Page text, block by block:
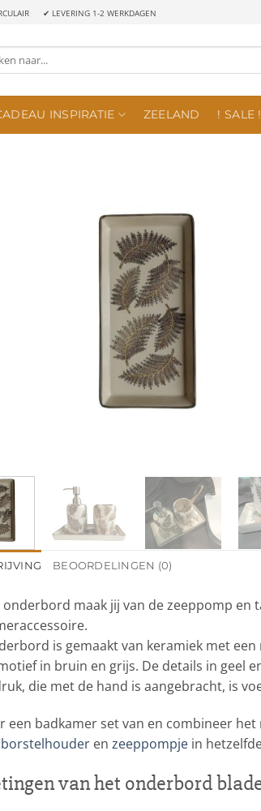
✔ LEVERING 1-2 WERKDAGEN
INSPIRATIE ZEELAND ! SALE !
BEOORDELINGEN (0)
maak jij van de zeeppomp en
is gemaakt van keramiek met
in bruin en grijs. De details in geel
die met de hand is aangebracht, is
een badkamer set van en combineer
en zeeppompje in
van het onderbord